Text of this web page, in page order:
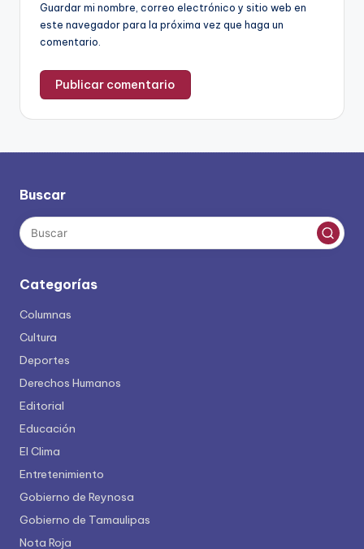
Guardar mi nombre, correo electrónico y sitio web en
este navegador para la próxima vez que haga un
comentario.
Buscar
Categorías
Columnas
Cultura
Deportes
Derechos Humanos
Editorial
Educación
El Clima
Entretenimiento
Gobierno de Reynosa
Gobierno de Tamaulipas
Nota Roja